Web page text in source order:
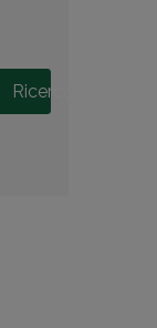
Ricerca